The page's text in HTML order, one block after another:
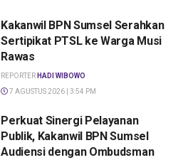
Kakanwil BPN Sumsel Serahkan
Sertipikat PTSL ke Warga Musi
Rawas
REPORTER HADI WIBOWO
7 AGUSTUS 2026 | 3:54 PM
Perkuat Sinergi Pelayanan
Publik, Kakanwil BPN Sumsel
Audiensi dengan Ombudsman